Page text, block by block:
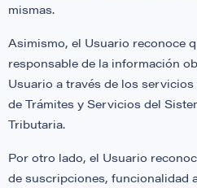
mismas.
Asimismo, el Usuario reconoce
responsable de la información
Usuario a través de los
de Trámites y Servicios del
Tributaria.
Por otro lado, el Usuario
de suscripciones, funcionalidad